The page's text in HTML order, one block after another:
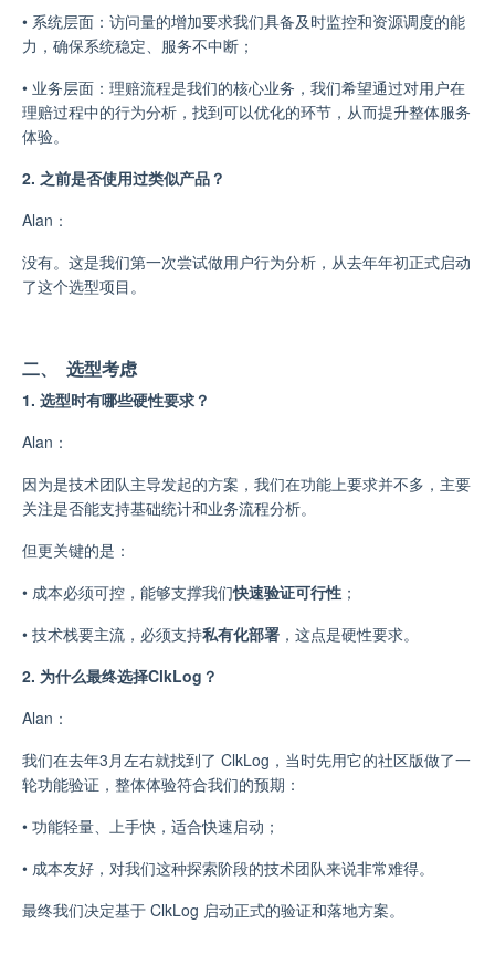
• 系统层面：访问量的增加要求我们具备及时监控和资源调度的能
力，确保系统稳定、服务不中断；
• 业务层面：理赔流程是我们的核心业务，我们希望通过对用户在
理赔过程中的行为分析，找到可以优化的环节，从而提升整体服务
体验。
2. 之前是否使用过类似产品？
Alan：
没有。这是我们第一次尝试做用户行为分析，从去年年初正式启动
了这个选型项目。
二、 选型考虑
1. 选型时有哪些硬性要求？
Alan：
因为是技术团队主导发起的方案，我们在功能上要求并不多，主要
关注是否能支持基础统计和业务流程分析。
但更关键的是：
• 成本必须可控，能够支撑我们快速验证可行性 ；
• 技术栈要主流，必须支持私有化部署 ，这点是硬性要求。
2. 为什么最终选择ClkLog？
Alan：
我们在去年3月左右就找到了 ClkLog，当时先用它的社区版做了一
轮功能验证，整体体验符合我们的预期：
• 功能轻量、上手快，适合快速启动；
• 成本友好，对我们这种探索阶段的技术团队来说非常难得。
最终我们决定基于 ClkLog 启动正式的验证和落地方案。